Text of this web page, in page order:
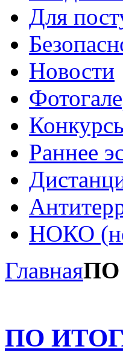
Для
Новости
Раннее
НОКО
ГлавнаяПО
ПО